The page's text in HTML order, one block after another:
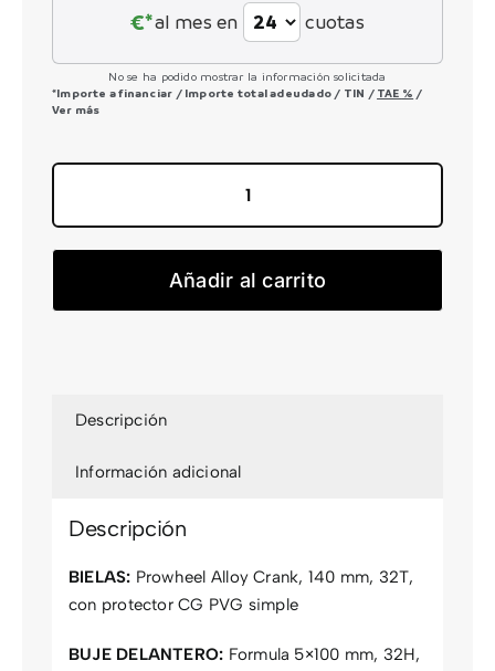
€*al mes en cuotas
No se ha podido mostrar la información solicitada
*Importe a financiar / Importe total adeudado / TIN / TAE % /
Ver más
Scale
cantidad
Añadir al carrito
Descripción
Información adicional
Descripción
BIELAS: Prowheel Alloy Crank, 140 mm, 32T,
con protector CG PVG simple
BUJE DELANTERO: Formula 5×100 mm, 32H,